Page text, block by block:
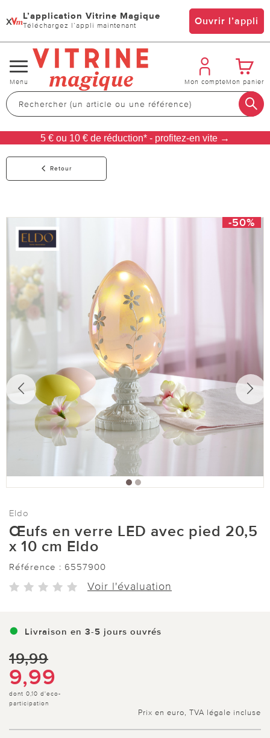
x L’application Vitrine Magique
Téléchargez l’appli maintenant Ouvrir l’appli
Changer
de
navigation
Menu Mon compteMon panier
5 € ou 10 € de réduction* - profitez-en vite →
Retour
-50%
Eldo
Œufs en verre LED avec pied 20,5
x 10 cm Eldo
Référence : 6557900
Voir l'évaluation
Livraison en 3-5 jours ouvrés
19,99
9,99
dont 0,10 d'eco-
participation
Prix en euro, TVA légale incluse